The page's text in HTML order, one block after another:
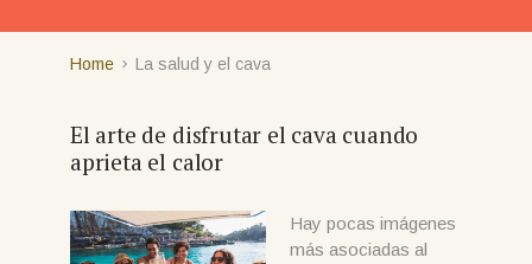
Home La salud y el cava
El arte de disfrutar el cava cuando
aprieta el calor
Hay pocas imágenes
más asociadas al